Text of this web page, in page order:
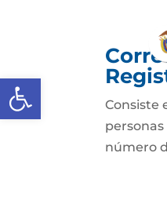
Abrir barra de
Consiste
número